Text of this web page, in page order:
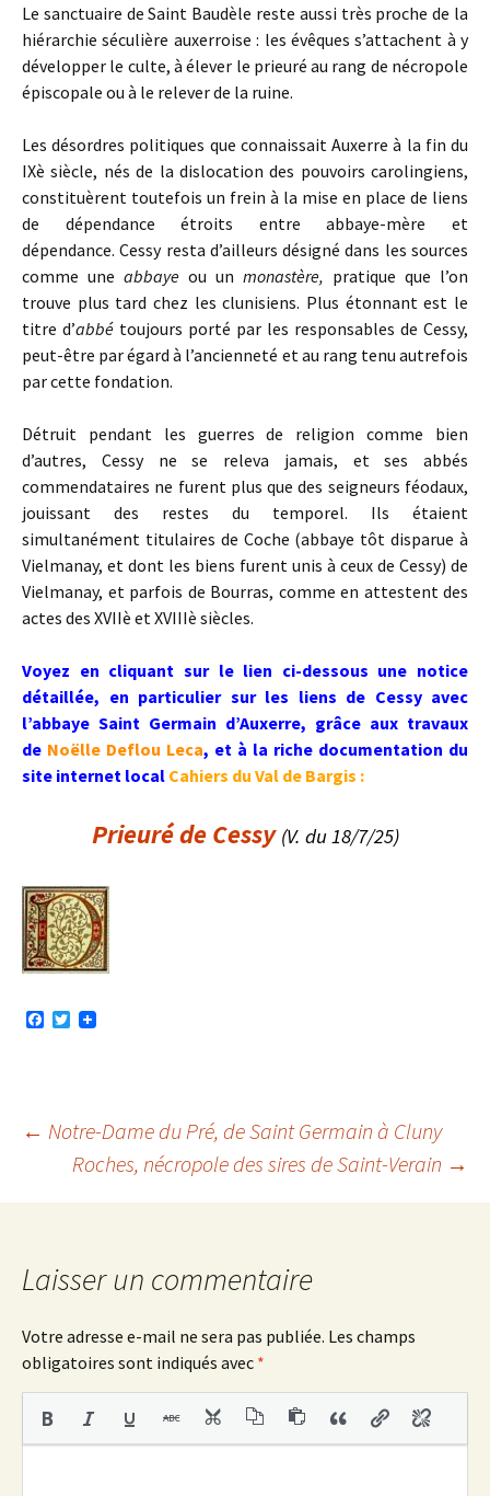
Le sanctuaire de Saint Baudèle reste aussi très proche de la
hiérarchie séculière auxerroise : les évêques s’attachent à y
développer le culte, à élever le prieuré au rang de nécropole
épiscopale ou à le relever de la ruine.
Les désordres politiques que connaissait Auxerre à la fin du
IXè siècle, nés de la dislocation des pouvoirs carolingiens,
constituèrent toutefois un frein à la mise en place de liens
de dépendance étroits entre abbaye-mère et
dépendance. Cessy resta d’ailleurs désigné dans les sources
comme une abbaye ou un monastère, pratique que l’on
trouve plus tard chez les clunisiens. Plus étonnant est le
titre d’abbé toujours porté par les responsables de Cessy,
peut-être par égard à l’ancienneté et au rang tenu autrefois
par cette fondation.
Détruit pendant les guerres de religion comme bien
d’autres, Cessy ne se releva jamais, et ses abbés
commendataires ne furent plus que des seigneurs féodaux,
jouissant des restes du temporel. Ils étaient
simultanément titulaires de Coche (abbaye tôt disparue à
Vielmanay, et dont les biens furent unis à ceux de Cessy) de
Vielmanay, et parfois de Bourras, comme en attestent des
actes des XVIIè et XVIIIè siècles.
Voyez en cliquant sur le lien ci-dessous une notice
détaillée, en particulier sur les liens de Cessy avec
l’abbaye Saint Germain d’Auxerre, grâce aux travaux
de Noëlle Deflou Leca, et à la riche documentation du
site internet local Cahiers du Val de Bargis :
Prieuré de Cessy (V. du 18/7/25)
o
k
T
r
Navigation
des
articles
← Notre-Dame du Pré, de Saint Germain à Cluny
Roches, nécropole des sires de Saint-Verain →
Laisser un commentaire
Votre adresse e-mail ne sera pas publiée. Les champs
obligatoires sont indiqués avec *